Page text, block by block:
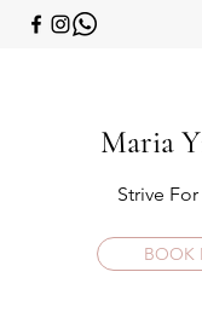
Maria
Strive
BOOK